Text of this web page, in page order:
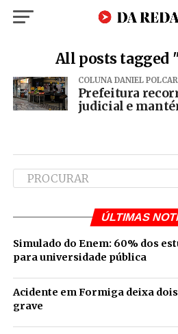
All posts tagged
COLUNA DANIEL
Prefeitura
judicial e
ÚLTIMAS
Simulado do Enem: 60% dos
para universidade pública
Acidente em Formiga deixa
grave